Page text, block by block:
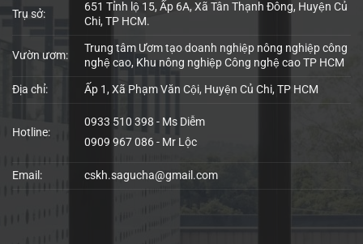
Trụ sở:
651 Tỉnh lộ 15, Ấp 6A, Xã Tân Thạnh Đông, Huyện Củ
Chi, TP HCM.
Vườn ươm:
Trung tâm Ươm tạo doanh nghiệp nông nghiệp công
nghệ cao, Khu nông nghiệp Công nghệ cao TP HCM
Địa chỉ: Ấp 1, Xã Phạm Văn Cội, Huyện Củ Chi, TP HCM
Hotline:
0933 510 398 - Ms Diễm
0909 967 086 - Mr Lộc
Email: cskh.sagucha@gmail.com